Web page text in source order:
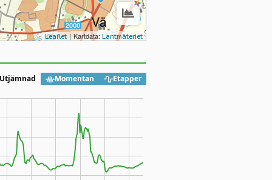
Leaflet|Kartdata:Lantmäteriet
Utjämnad Momentan Etapper